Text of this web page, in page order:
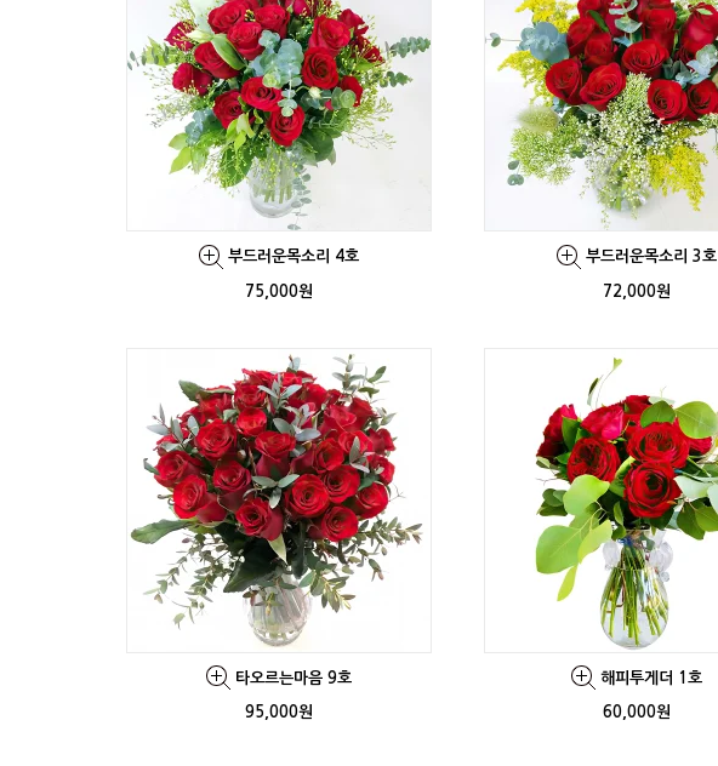
부드러운목소리 4호
75,000원
부드러운목소리 3호
72,000원
타오르는마음 9호
95,000원
해피투게더 1호
60,000원